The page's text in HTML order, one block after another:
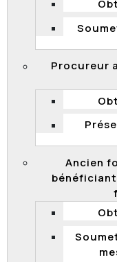
Procureur
Ancien
des
pénales;
des
des
des anciens
bénéficiant
publique;
possibles à
l’employeur
impartiale.
Vous avez des